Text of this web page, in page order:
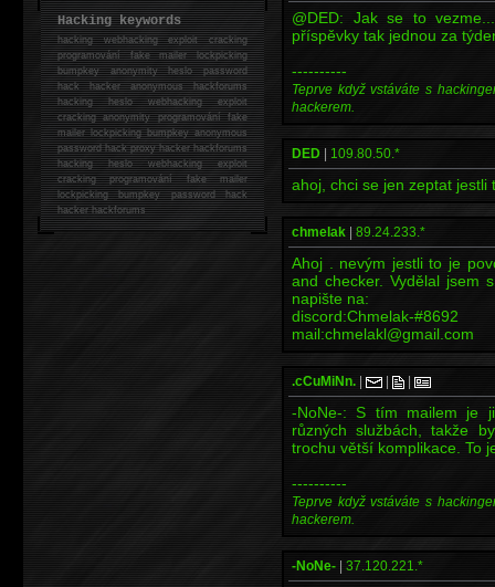
@DED: Jak se to
příspěvky tak jednou za
----------
Teprve když vstáváte s
hackerem.
DED 109.80.50.*
ahoj, chci se jen zeptat
chmelak 89.24.233.*
Ahoj . nevým jestli to je
and checker. Vydělal jsem
napište na:
discord:Chmelak-#8692
mail:chmelakl@gmail.com
.cCuMiNn.
-NoNe-: S tím mailem je
různých službách, takže
trochu větší komplikace. To
----------
Teprve když vstáváte s
hackerem.
-NoNe- 37.120.221.*
Hacking keywords
hackingwebhacking exploit cracking
programování fake mailer lockpicking
bumpkey anonymity heslo password
hackhacker anonymous hackforums
hackingheslo webhacking exploit
cracking anonymity programování fake
mailer lockpicking bumpkey anonymous
password hack proxy hacker hackforums
hacking heslo webhacking exploit
cracking programování fake mailer
lockpicking bumpkey password hack
hackerhackforums